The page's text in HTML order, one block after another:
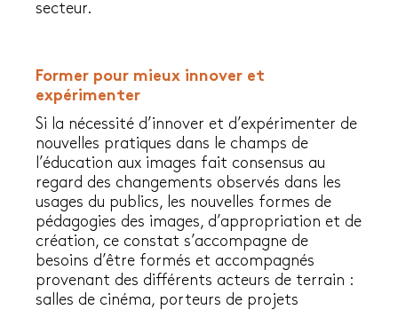
secteur.
Former pour mieux innover et
expérimenter
Si la nécessité d’innover et d’expérimenter de
nouvelles pratiques dans le champs de
l’éducation aux images fait consensus au
regard des changements observés dans les
usages du publics, les nouvelles formes de
pédagogies des images, d’appropriation et de
création, ce constat s’accompagne de
besoins d’être formés et accompagnés
provenant des différents acteurs de terrain :
salles de cinéma, porteurs de projets